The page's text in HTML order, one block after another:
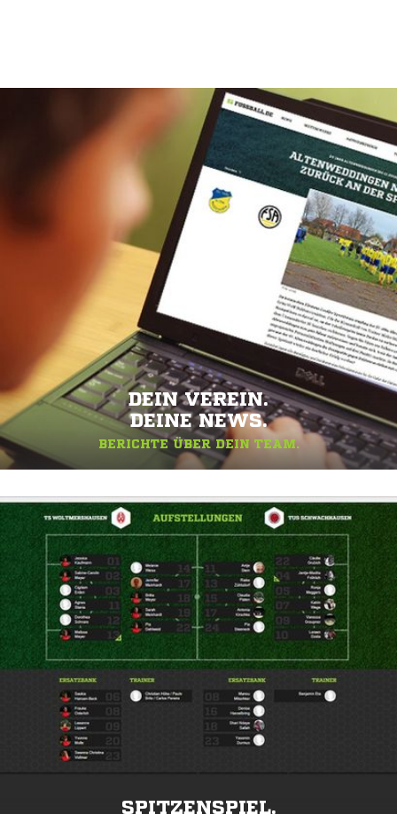
DEIN VEREIN.
DEINE NEWS.
BERICHTE ÜBER DEIN TEAM.
SPITZENSPIEL.